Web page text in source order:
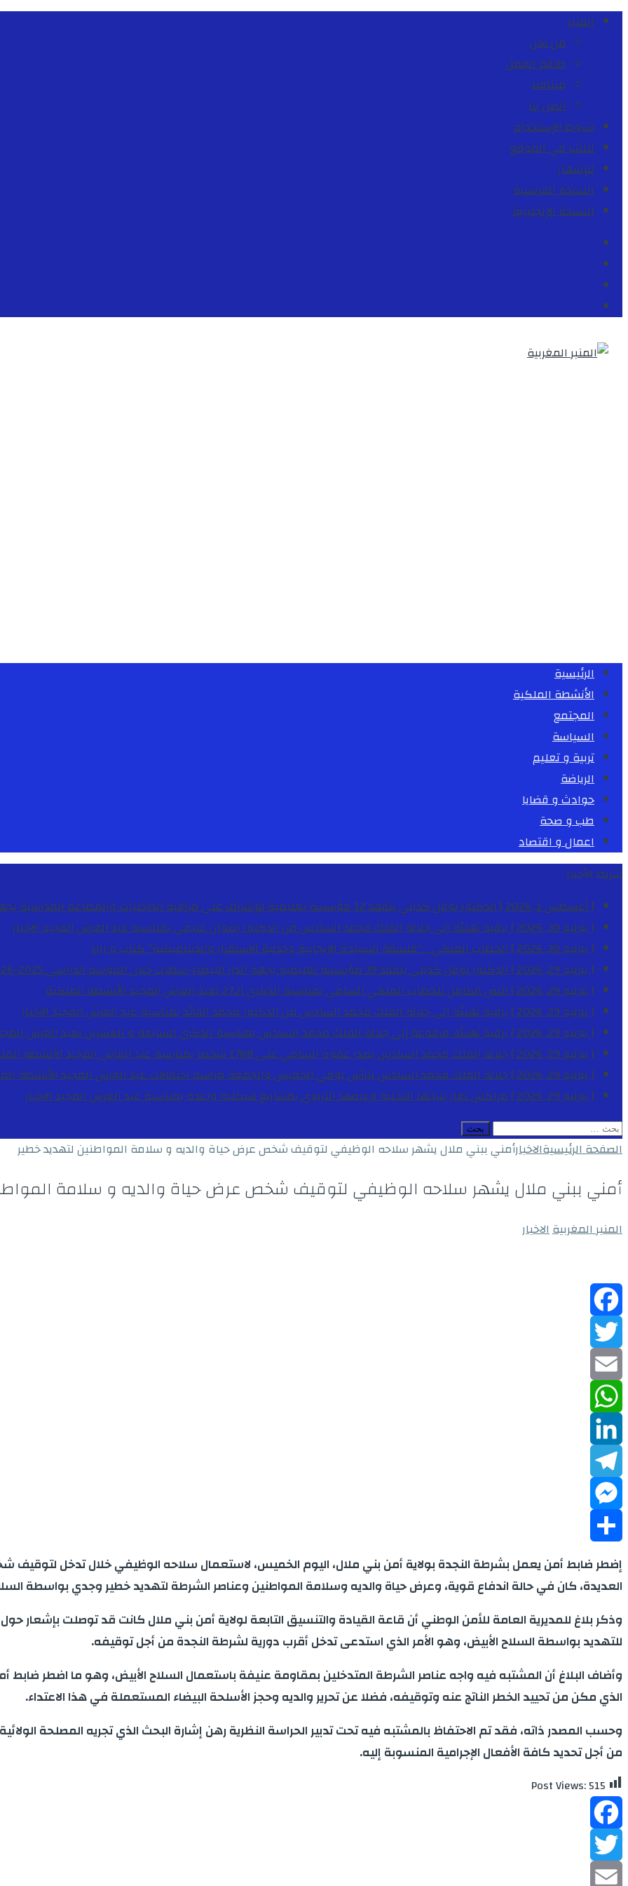
المنبر
من نحن
طاقم العمل
ميثاقنا
اتصل بنا
شروط الإستخدام
للنشر في الموقع
للإشهار
النسخة الفرنسية
النسخة الإنجليزية
الرئيسية
الأنشطة الملكية
المجتمع
السياسة
تربية و تعليم
الرياضة
حوادث و قضايا
طب و صحة
اعمال و اقتصاد
شريط الأخبار
[ أغسطس 1, 2026 ]
الدكتور نوفل كديلي يتفقد 12 مؤسسة تعليمية للإشراف على مراقبة الداخليات والمطاعم المدرسية بجهة الدار البيضاء-سطات
[ يوليو 30, 2026 ]
برقية تهنئة الى جلالة الملك محمد السادس من الدكتور رضوان غنيمي بمناسبة عيد العرش المجيدالاخبار
[ يوليو 30, 2026 ]
الخطاب الملكي .. “فلسفة السيادة الإيجابية وجدلية الاستقرار والديناميكية”كتاب و اراء
[ يوليو 29, 2026 ]
الدكتور نوفل كديلي يتفقد 39 مؤسسة تعليمية بجهة الدار البيضاء-سطات خلال الموسم الدراسي 2025-2026
[ يوليو 29, 2026 ]
النص الكامل للخطاب الملكي السامي بمناسبة الذكرى الـ27 لعيد العرش المجيد
الأنشطة الملكية
[ يوليو 29, 2026 ]
برقية تهنئة الى جلالة الملك محمد السادس من الدكتور محمد الفائد بمناسبة عيد العرش المجيدالاخبار
[ يوليو 29, 2026 ]
برقية تهنئة مرفوعة إلى جلالة الملك محمد السادس بمناسبة الذكرى السابعة و العشرين لعيد العرش
[ يوليو 29, 2026 ]
جلالة الملك محمد السادس يصدر عفوه السامي على 1788 شخصا بمناسبة عيد العرش المجيد
الأنشطة
[ يوليو 29, 2026 ]
جلالة الملك محمد السادس يترأس يومي الخميس والجمعة مراسم احتفالات عيد العرش المجيدالأنشطة
[ يوليو 29, 2026 ]
مراكش تعزز بنياتها التحتية وعرضها التربوي بمشاريع هيكلية واعدة بمناسبة عيد العرش المجيدالاخبار
البحث
عن:
الصفحة الرئيسيةالاخبارأمني ببني ملال يشهر سلاحه الوظيفي لتوقيف شخص عرض حياة والديه و سلامة المواطنين لتهديد خطير
أمني ببني ملال يشهر سلاحه الوظيفي لتوقيف شخص عرض حياة والديه و سلامة
المنبر المغربيةالاخبار
Facebook
Twitter
Email
WhatsApp
LinkedIn
Telegram
Messenger
Share
العديدة، كان في حالة اندفاع قوية، وعرض حياة والديه وسلامة المواطنين وعناصر الشرطة لتهديد خطير وجدي بواسطة
وذكر بلاغ للمديرية العامة للأمن الوطني أن قاعة القيادة والتنسيق التابعة لولاية أمن بني ملال كانت قد توصلت بإشعار
للتهديد بواسطة السلاح الأبيض، وهو الأمر الذي استدعى تدخل أقرب دورية لشرطة النجدة من أجل توقيفه.
وأضاف البلاغ أن المشتبه فيه واجه عناصر الشرطة المتدخلين بمقاومة عنيفة باستعمال السلاح الأبيض، وهو ما اضطر
الذي مكن من تحييد الخطر الناتج عنه وتوقيفه، فضلا عن تحرير والديه وحجز الأسلحة البيضاء المستعملة في هذا الاعتداء.
وحسب المصدر ذاته، فقد تم الاحتفاظ بالمشتبه فيه تحت تدبير الحراسة النظرية رهن إشارة البحث الذي تجريه المصلحة
من أجل تحديد كافة الأفعال الإجرامية المنسوبة إليه.
Post Views:515
Facebook
Twitter